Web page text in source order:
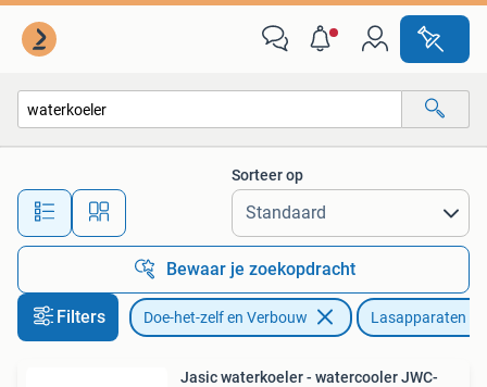
Alle afstanden…
Sorteer op
Bewaar je zoekopdracht
Filters Doe-het-zelf en Verbouw Lasapparaten
Jasic waterkoeler - watercooler JWC-